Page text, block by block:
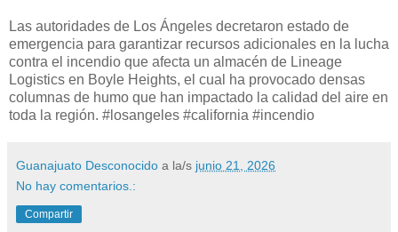
Las autoridades de Los Ángeles decretaron estado de
emergencia para garantizar recursos adicionales en la lucha
contra el incendio que afecta un almacén de Lineage
Logistics en Boyle Heights, el cual ha provocado densas
columnas de humo que han impactado la calidad del aire en
toda la región. #losangeles #california #incendio
Guanajuato Desconocido a la/s junio 21, 2026
No hay comentarios.:
Compartir